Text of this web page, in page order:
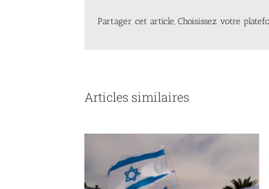
Partager cet article, Choisissez votre
Articles similaires